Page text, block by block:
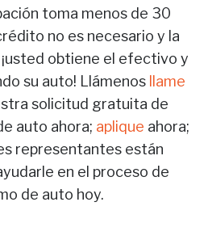
toma menos de 30
no es necesario y la
obtiene el efectivo y
su auto! Llámenos
llame
solicitud gratuita de
auto ahora; aplique ahora;
representantes están
en el proceso de
de auto hoy.